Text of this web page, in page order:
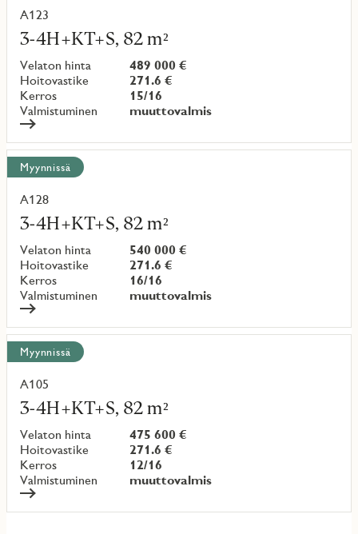
A123
3-4H+KT+S, 82 m²
Velaton hinta
489 000 €
Hoitovastike
271.6 €
Kerros
15/16
Valmistuminen
muuttovalmis
Lue
lisää
kohteesta
Myynnissä
A128
3-4H+KT+S, 82 m²
Velaton hinta
540 000 €
Hoitovastike
271.6 €
Kerros
16/16
Valmistuminen
muuttovalmis
Lue
lisää
kohteesta
Myynnissä
A105
3-4H+KT+S, 82 m²
Velaton hinta
475 600 €
Hoitovastike
271.6 €
Kerros
12/16
Valmistuminen
muuttovalmis
Lue
lisää
kohteesta